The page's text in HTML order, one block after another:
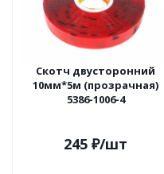
Скотч двусторонний
10мм*5м (прозрачная)
5386-1006-4
245 ₽/шт